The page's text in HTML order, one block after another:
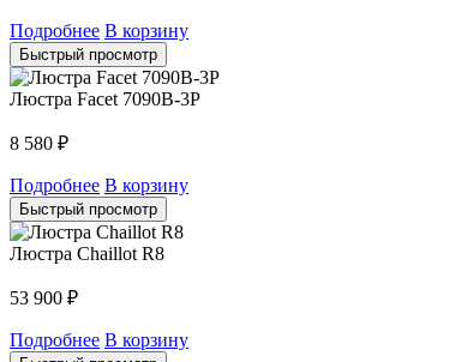
Подробнее В корзину
Быстрый просмотр
Люстра Facet 7090B-3P
8 580 ₽
Подробнее В корзину
Быстрый просмотр
Люстра Chaillot R8
53 900 ₽
Подробнее В корзину